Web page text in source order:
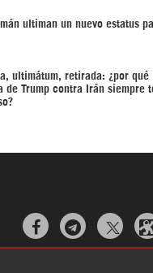
ultiman un nuevo estatus
ultimátum, retirada: ¿por qué
de Trump contra Irán siempre
 